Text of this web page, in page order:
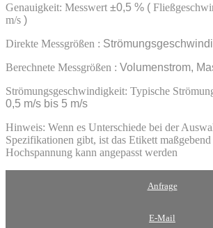
Genauigkeit: Messwert ±0,5 % (
m/s )
Direkte Messgrößen :
Berechnete Messgrößen : Volumenstrom,
Strömungsgeschwindigkeit: Typische
0,5 m/s bis 5 m/s
Hinweis: Wenn es Unterschiede bei der
Spezifikationen gibt, ist das Etikett
Hochspannung kann angepasst werden
Anfrage
E-Mail